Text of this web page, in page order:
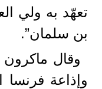
تعهّد به ولي
بن سلمان”.
وإذاعة